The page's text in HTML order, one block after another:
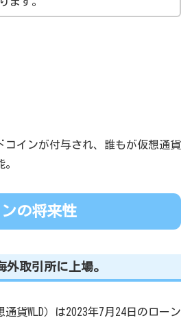
コインが付与され、誰もが仮想通貨
の将来性
取引所に上場。
貨WLD）は2023年7月24日のローン